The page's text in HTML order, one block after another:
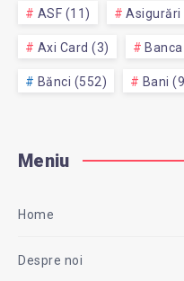
ASF (11) Asigurări
Axi Card (3)
Bănci (552) Bani
Meniu
Home
Despre noi